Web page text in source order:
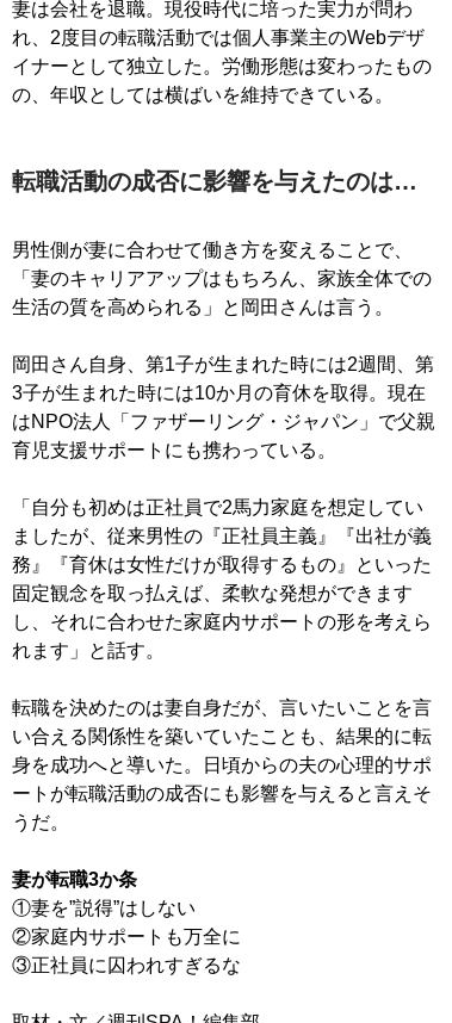
妻は会社を退職。現役時代に培った実力が問わ
れ、2度目の転職活動では個人事業主のWebデザ
イナーとして独立した。労働形態は変わったもの
の、年収としては横ばいを維持できている。
転職活動の成否に影響を与えたのは…
男性側が妻に合わせて働き方を変えることで、
「妻のキャリアアップはもちろん、家族全体での
生活の質を高められる」と岡田さんは言う。
岡田さん自身、第1子が生まれた時には2週間、第
3子が生まれた時には10か月の育休を取得。現在
はNPO法人「ファザーリング・ジャパン」で父親
育児支援サポートにも携わっている。
「自分も初めは正社員で2馬力家庭を想定してい
ましたが、従来男性の『正社員主義』『出社が義
務』『育休は女性だけが取得するもの』といった
固定観念を取っ払えば、柔軟な発想ができます
し、それに合わせた家庭内サポートの形を考えら
れます」と話す。
転職を決めたのは妻自身だが、言いたいことを言
い合える関係性を築いていたことも、結果的に転
身を成功へと導いた。日頃からの夫の心理的サポ
ートが転職活動の成否にも影響を与えると言えそ
うだ。
妻が転職3か条
①妻を”説得”はしない
②家庭内サポートも万全に
③正社員に囚われすぎるな